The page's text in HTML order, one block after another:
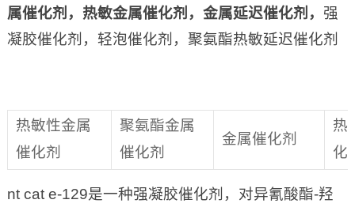
属催化剂，热敏金属催化剂，金属延迟催化剂， 强
凝胶催化剂，轻泡催化剂，聚氨酯热敏延迟催化剂
热敏性金属
催化剂
聚氨酯金属
催化剂
金属催化剂
热
化
nt cat e-129是一种强凝胶催化剂，对异氰酸酯-羟